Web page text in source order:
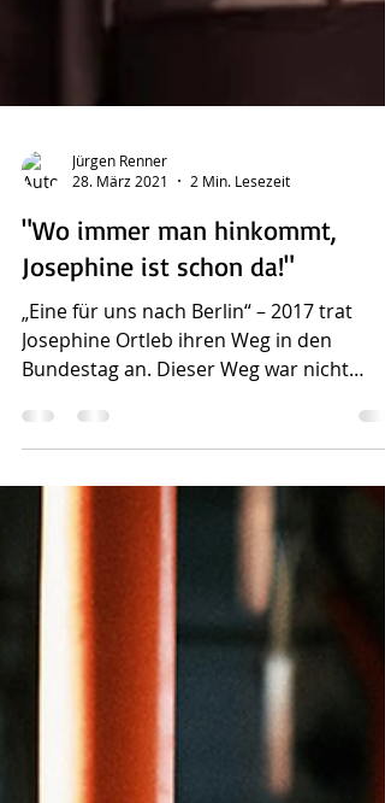
Jürgen Renner
28. März 2021
2 Min. Lesezeit
"Wo immer man hinkommt,
Josephine ist schon da!"
„Eine für uns nach Berlin“ – 2017 trat
Josephine Ortleb ihren Weg in den